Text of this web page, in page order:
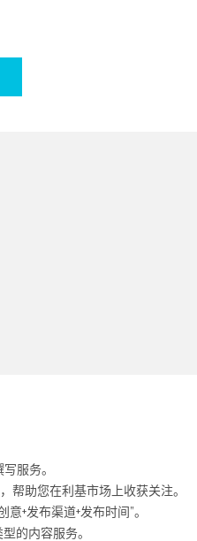
服务。
助您在利基市场上收获关注。
+发布渠道+发布时间”。
的内容服务。